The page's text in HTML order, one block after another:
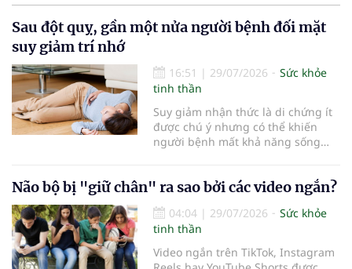
Sau đột quỵ, gần một nửa người bệnh đối mặt
suy giảm trí nhớ
16:51 | 29/07/2026
Sức khỏe
tinh thần
Suy giảm nhận thức là di chứng ít
được chú ý nhưng có thể khiến
người bệnh mất khả năng sống
Não bộ bị "giữ chân" ra sao bởi các video ngắn?
04:04 | 29/07/2026
Sức khỏe
tinh thần
Video ngắn trên TikTok, Instagram